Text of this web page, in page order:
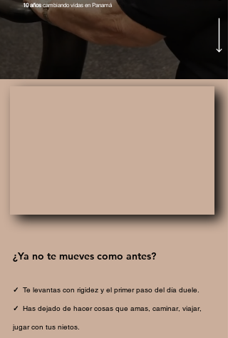
10 años cambiando vidas en Panamá
¿Ya no te mueves como antes?
✓ Te levantas con rigidez y el primer paso del día duele.
✓ Has dejado de hacer cosas que amas, caminar, viajar,
jugar con tus nietos.